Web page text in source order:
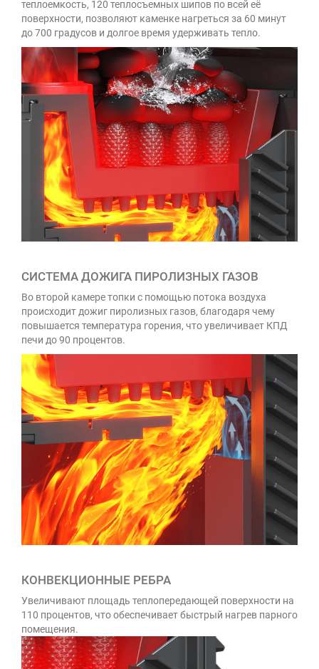
теплоемкость, 120 теплосъемных шипов по всей её
поверхности, позволяют каменке нагреться за 60 минут
до 700 градусов и долгое время удерживать тепло.
СИСТЕМА ДОЖИГА ПИРОЛИЗНЫХ ГАЗОВ
Во второй камере топки с помощью потока воздуха
происходит дожиг пиролизных газов, благодаря чему
повышается температура горения, что увеличивает КПД
печи до 90 процентов.
КОНВЕКЦИОННЫЕ РЕБРА
Увеличивают площадь теплопередающей поверхности на
110 процентов, что обеспечивает быстрый нагрев парного
помещения.